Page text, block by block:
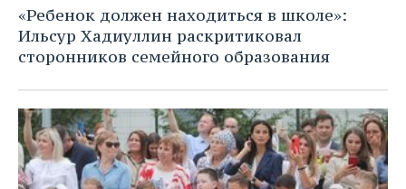
«Ребенок должен находиться в школе»:
Ильсур Хадиуллин раскритиковал
сторонников семейного образования